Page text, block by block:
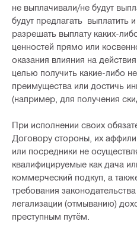
не выплачивали/не будут
будут предлагать выплатить
разрешать выплату каких-
ценностей прямо или
оказания влияния на
целью получить какие-либо
преимущества или достичь
(например, для получения
При исполнении своих
Договору стороны, их
или посредники не
квалифицируемые как дача
коммерческий подкуп, а
требования
легализации (отмыванию)
преступным путём.